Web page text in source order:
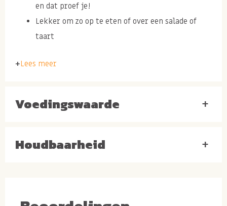
en dat proef je!
Lekker om zo op te eten of over een salade of
taart
Ongezouten pecannoten
kopen
kiezen uitsluitend voor de grootste maat pecannoten
Lees meer
Voedingswaarde +
Houdbaarheid +